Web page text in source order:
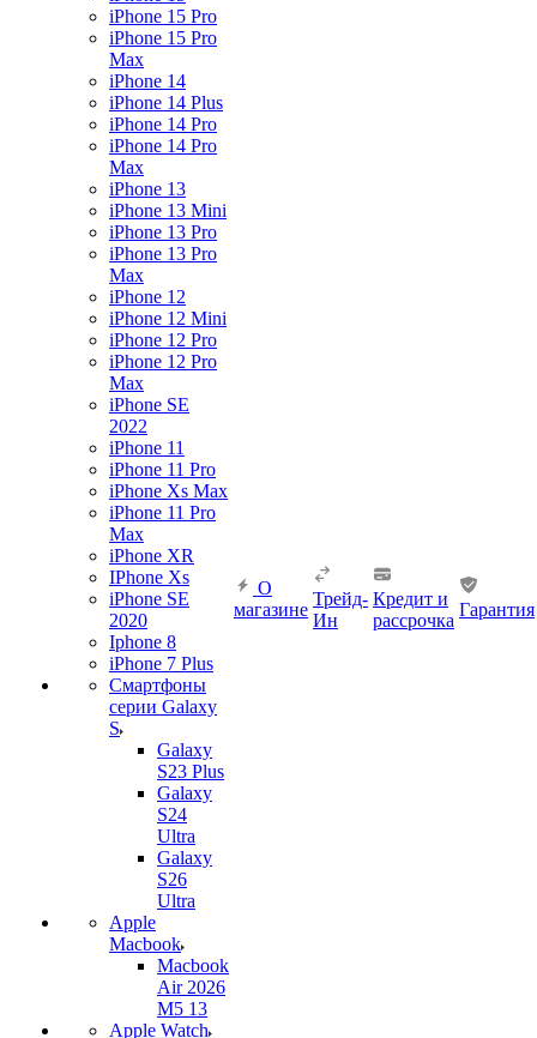
iPhone 15 Pro
iPhone 15 Pro
Max
iPhone 14
iPhone 14 Plus
iPhone 14 Pro
iPhone 14 Pro
Max
iPhone 13
iPhone 13 Mini
iPhone 13 Pro
iPhone 13 Pro
Max
iPhone 12
iPhone 12 Mini
iPhone 12 Pro
iPhone 12 Pro
Max
iPhone SE
2022
iPhone 11
iPhone 11 Pro
iPhone Xs Max
iPhone 11 Pro
Max
iPhone XR
IPhone Xs
iPhone SE
2020
Iphone 8
iPhone 7 Plus
Смартфоны
серии Galaxy
S
Galaxy
S23 Plus
Galaxy
S24
Ultra
Galaxy
S26
Ultra
Apple
Macbook
Macbook
Air 2026
M5 13
Apple Watch
О
магазине
Трейд-
Ин
Кредит и
рассрочка
Гарантия